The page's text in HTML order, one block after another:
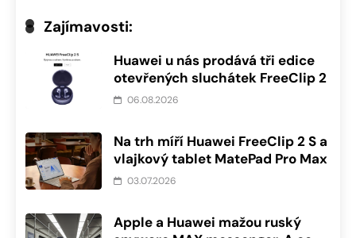
Zajímavosti:
Huawei u nás prodává tři edice
otevřených sluchátek FreeClip 2
06.08.2026
Na trh míří Huawei FreeClip 2 S a
vlajkový tablet MatePad Pro Max
03.07.2026
Apple a Huawei mažou ruský